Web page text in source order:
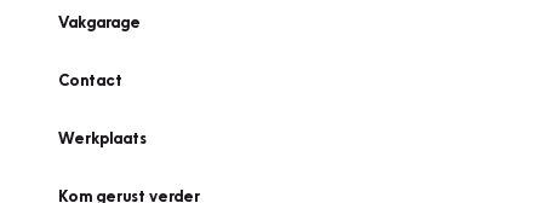
Vakgarage
Contact
Werkplaats
Kom gerust verder